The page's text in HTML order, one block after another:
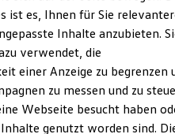
ist es, Ihnen für Sie
Inhalte anzubieten.
verwendet, die
einer Anzeige zu begrenzen
zu messen und zu
Webseite besucht haben
genutzt worden sind.